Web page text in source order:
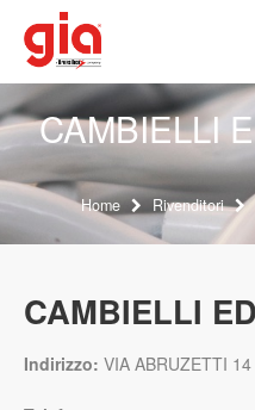
CAMBIELLI
Home Rivenditori
CAMBIELLI
Indirizzo: VIA ABRUZETTI